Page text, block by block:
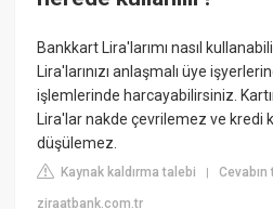
Bankkart Lira'larımı nasıl
Lira'larınızı anlaşmalı üye
işlemlerinde harcayabilirsiniz.
Lira'lar nakde çevrilemez ve kredi
düşülemez.
Kaynak kaldırma talebi |Cevabın
ziraatbank.com.tr